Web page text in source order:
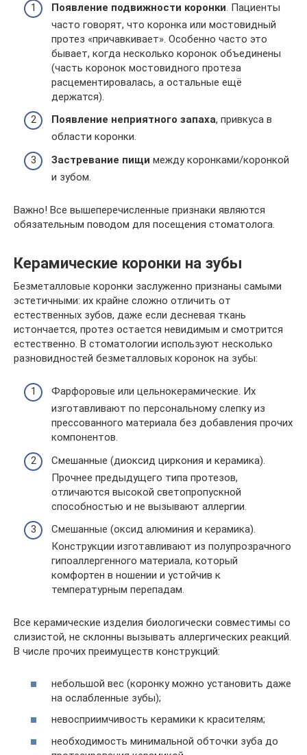
Появление подвижности коронки . Пациенты
часто говорят, что коронка или мостовидный
протез «причавкивает». Особенно часто это
бывает, когда несколько коронок объединены
(часть коронок мостовидного протеза
расцементировалась, а остальные ещё
держатся).
Появление неприятного запаха, привкуса в
области коронки.
Застревание пищи между коронками/коронкой
и зубом.
Важно! Все вышеперечисленные признаки являются
обязательным поводом для посещения стоматолога.
Керамические коронки на зубы
Безметалловые коронки заслуженно признаны самыми
эстетичными: их крайне сложно отличить от
естественных зубов, даже если десневая ткань
истончается, протез остается невидимым и смотрится
естественно. В стоматологии используют несколько
разновидностей безметалловых коронок на зубы:
Фарфоровые или цельнокерамические. Их
изготавливают по персональному слепку из
прессованного материала без добавления прочих
компонентов.
Смешанные (диоксид циркония и керамика).
Прочнее предыдущего типа протезов,
отличаются высокой светопропускной
способностью и не вызывают аллергии.
Смешанные (оксид алюминия и керамика).
Конструкции изготавливают из полупрозрачного
гипоаллергенного материала, который
комфортен в ношении и устойчив к
температурным перепадам.
Все керамические изделия биологически совместимы со
слизистой, не склонны вызывать аллергических реакций.
В числе прочих преимуществ конструкций:
небольшой вес (коронку можно установить даже
на ослабленные зубы);
невосприимчивость керамики к красителям;
необходимость минимальной обточки зуба до